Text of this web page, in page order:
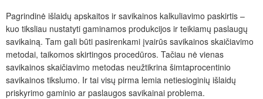
Pagrindinė išlaidų apskaitos ir savikainos kalkuliavimo paskirtis –
kuo tiksliau nustatyti gaminamos produkcijos ir teikiamų paslaugų
savikainą. Tam gali būti pasirenkami įvairūs savikainos skaičiavimo
metodai, taikomos skirtingos procedūros. Tačiau nė vienas
savikainos skaičiavimo metodas neužtikrina šimtaprocentinio
savikainos tikslumo. Ir tai visų pirma lemia netiesioginių išlaidų
priskyrimo gaminio ar paslaugos savikainai problema.